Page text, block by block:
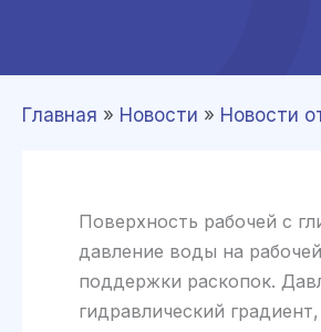
Главная » Новости » Новости
Поверхность рабочей с
давление воды на
поддержки раскопок.
гидравлический